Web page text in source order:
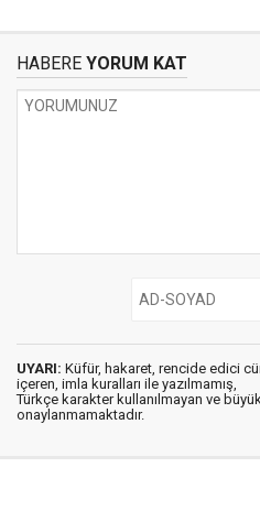
HABERE YORUM KAT
UYARI: Küfür, hakaret, rencide edici
içeren, imla kuralları ile yazılmamış,
Türkçe karakter kullanılmayan ve
onaylanmamaktadır.